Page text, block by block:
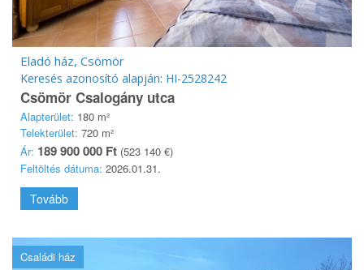
Eladó ház, Csömör
Keresés azonosító alapján: HI-2528242
Csömör Csalogány utca
Alapterület: 180 m²
Telekterület: 720 m²
Ár: 189 900 000 Ft (523 140 €)
Feltöltés dátuma: 2026.01.31.
Tovább
Családi ház